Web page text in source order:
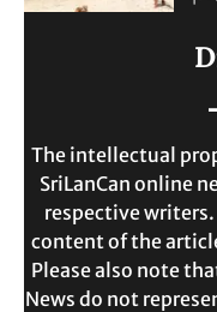
The intellectual
SriLanCan online
respective
content of the
Please also note
News do not